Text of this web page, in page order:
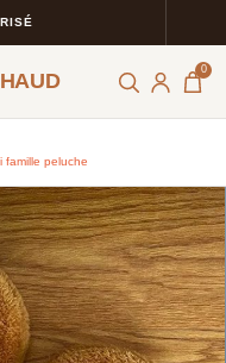
0
famille peluche